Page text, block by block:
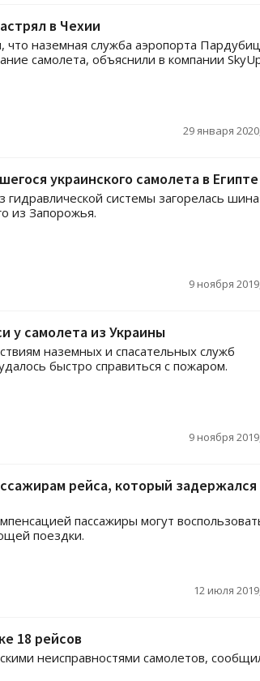
в Чехии
что наземная служба аэропорта
самолета, объяснили в компании
29 января
украинского самолета в Египте
гидравлической системы загорелась шина
из Запорожья.
9 ноября
у самолета из Украины
наземных и спасательных служб
быстро справиться с пожаром.
9 ноября
рейса, который задержался
пассажиры могут
поездки.
12 июля
18 рейсов
неисправностями самолетов,